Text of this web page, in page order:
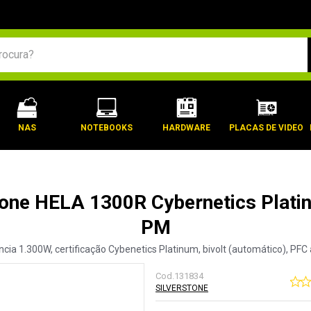
NAS NOTEBOOKS HARDWARE PLACAS DE VIDEO
HELA 1300R Cybernetics
PM
1.300W, certificação Cybenetics Platinum, bivolt (automático),
Cod.131834
SILVERSTONE